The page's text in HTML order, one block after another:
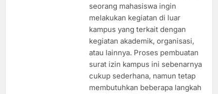
seorang mahasiswa ingin
melakukan kegiatan di luar
kampus yang terkait dengan
kegiatan akademik, organisasi,
atau lainnya. Proses pembuatan
surat izin kampus ini sebenarnya
cukup sederhana, namun tetap
membutuhkan beberapa langkah